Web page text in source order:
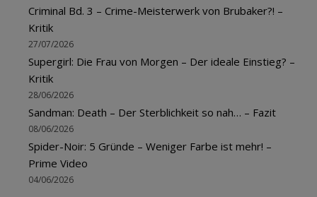
Criminal Bd. 3 – Crime-Meisterwerk von Brubaker?! –
Kritik
27/07/2026
Supergirl: Die Frau von Morgen – Der ideale Einstieg? –
Kritik
28/06/2026
Sandman: Death – Der Sterblichkeit so nah… – Fazit
08/06/2026
Spider-Noir: 5 Gründe – Weniger Farbe ist mehr! –
Prime Video
04/06/2026